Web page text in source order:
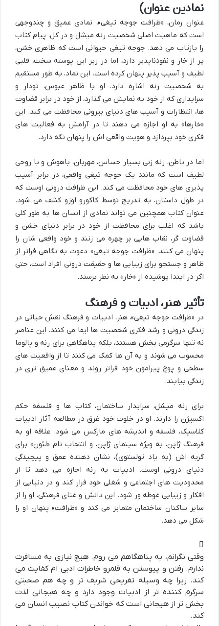
نمادین عنوان)
عنوان رمان، «ظرافت جوجه تیغی»، نمادی عمیق و چندوجهی
است که ماهیت اصلی شخصیت رنه میشل و در کل، پیام کتاب
را بازتاب می دهد. جوجه تیغی حیوانی است که ظاهری خشن،
پر از خار و نفوذناپذیر دارد، اما در زیر این پوسته سخت، قلبی
لطیف و آسیب پذیر پنهان کرده است. این نماد، به طور مستقیم
به شخصیت رنه اشاره دارد. او با ظاهر عبوس، تودار و
سرایداری که از خود به نمایش می گذارد، از خود در برابر قضاوت
ها، انتظارات و آسیب های دنیای بیرونی محافظت می کند. این
«خارها» به او اجازه می دهند تا در آرامش به فعالیت های
فکری خود بپردازد و هویت واقعی اش را پنهان نگه دارد.
اما در باطن، رنه زنی بسیار حساس، مهربان، باهوش و با روحی
لطیف است که مانند یک جوجه تیغی واقعی، در برابر آسیب
پذیری های خود محافظت می کند. این ظرافت درونی اوست که
در طول داستان، به تدریج توسط کاکورو اوزو کشف می شود.
عنوان کتاب همچنین می تواند نمادی از انسان ها به طور کلی
باشد که اغلب برای محافظت از خود در برابر دنیای خشن و
قضاوت گر، نقاب هایی بر چهره می زنند و خود واقعی شان را
پنهان می کنند. «ظرافت جوجه تیغی» دعوت به نگاهی فراتر از
ظاهر و جستجو برای زیبایی ها و حقیقت درونی افراد است، حتی
اگر در ابتدا پوشیده از «خار» به نظر برسند.
تأثیر هنر، ادبیات و فرهنگ
در «ظرافت جوجه تیغی»، هنر، ادبیات و فرهنگ نقش حیاتی در
زندگی درونی و رشد فکری شخصیت ها ایفا می کنند. این عناصر
نه تنها سرگرمی بخش هستند، بلکه پناهگاهی برای رنه و پالوما
محسوب می شوند و به آن ها کمک می کنند تا از واقعیت های
سطحی و پوچ پیرامون خود فراتر روند و معنای عمیق تری در
زندگی بیابند.
برای رنه میشل، سرایدار ساختمان، کتاب ها و فلسفه حکم
اکسیژن را دارند. او در خلوت خود غرق در مطالعه آثار ادبیات
کلاسیک، فلسفه و اندیشه های مارکس می شود. علاقه او به
فرهنگ ژاپن، به ویژه سینمای ژاپن، و انتخاب نام «لئون» برای
گربه اش (به یاد تولستوی)، نشان دهنده عمق و پیچیدگی
دنیای درونی اوست. ادبیات به رنه اجازه می دهد تا از
محدودیت های اجتماعی و شغلی خود فرار کند و در دنیایی از
افکار و زیبایی غوطه ور شود. این دانش و غنای فرهنگی، او را از
سایر ساکنان ساختمان متمایز می کند و «ظرافت» پنهان او را
شکل می دهد.
وقتی نگرانم، به پناهگاهم می روم. هیچ نیازی به مسافرت
ندارم. رفتن و پیوستن به قلمرو خاطرات ادبی ام کفایت می
کند. زیرا چه وسیله تفریحی شریف تر و چه هم صحبتی
سرگرم کننده تر از ادبیات وجود دارد و چه هیجانی لذت
بخش تر از هیجانی است که خواندن کتاب نصیب انسان می
کند.